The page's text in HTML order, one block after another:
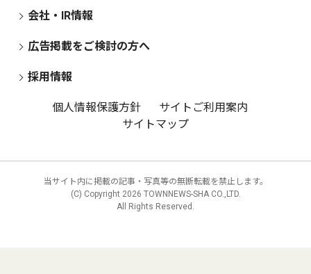
会社・IR情報
広告掲載をご検討の方へ
採用情報
個人情報保護方針
サイトご利用案内
サイトマップ
当サイト内に掲載の記事・写真等の無断転載を禁止します。
(C) Copyright 2026 TOWNNEWS-SHA CO.,LTD.
All Rights Reserved.